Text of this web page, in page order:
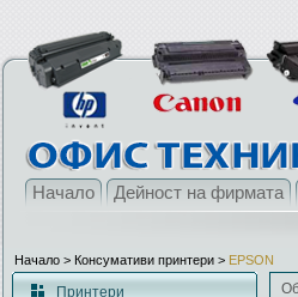
Начало Дейност на фирмата
Начало > Консумативи принтери > EPSON
Принтери